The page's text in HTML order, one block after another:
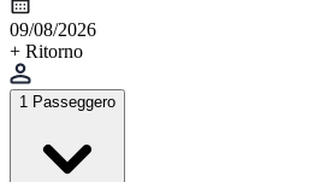
09/08/2026
+ Ritorno
1 Passeggero